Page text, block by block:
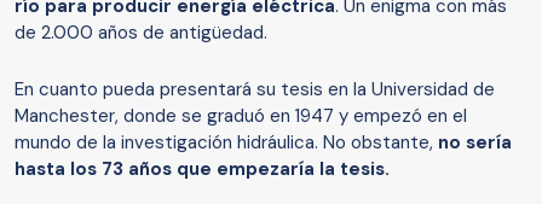
río para producir energía eléctrica. Un enigma con más
de 2.000 años de antigüedad.
En cuanto pueda presentará su tesis en la Universidad de
Manchester, donde se graduó en 1947 y empezó en el
mundo de la investigación hidráulica. No obstante, no sería
hasta los 73 años que empezaría la tesis.